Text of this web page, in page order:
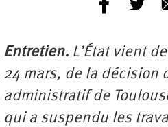
Entretien. L’État vient
24 mars, de la décision
administratif de
qui a suspendu les